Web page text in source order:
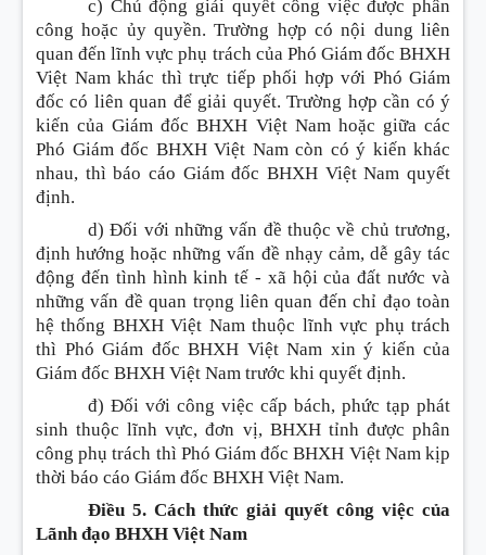
c) Chủ động giải quyết công việc được phân
công hoặc ủy quyền. Trường hợp có nội dung liên
quan đến lĩnh vực phụ trách của Phó Giám đốc BHXH
Việt Nam khác thì trực tiếp phối hợp với Phó Giám
đốc có liên quan để giải quyết. Trường hợp cần có ý
kiến của Giám đốc BHXH Việt Nam hoặc giữa các
Phó Giám đốc BHXH Việt Nam còn có ý kiến khác
nhau, thì báo cáo Giám đốc BHXH Việt Nam quyết
định.
d) Đối với những vấn đề thuộc về chủ trương,
định hướng hoặc những vấn đề nhạy cảm, dễ gây tác
động đến tình hình kinh tế - xã hội của đất nước và
những vấn đề quan trọng liên quan đến chỉ đạo toàn
hệ thống BHXH Việt Nam thuộc lĩnh vực phụ trách
thì Phó Giám đốc BHXH Việt Nam xin ý kiến của
Giám đốc BHXH Việt Nam trước khi quyết định.
đ) Đối với công việc cấp bách, phức tạp phát
sinh thuộc lĩnh vực, đơn vị, BHXH tỉnh được phân
công phụ trách thì Phó Giám đốc BHXH Việt Nam kịp
thời báo cáo Giám đốc BHXH Việt Nam.
Điều 5. Cách thức giải quyết công việc của
Lãnh đạo BHXH Việt Nam